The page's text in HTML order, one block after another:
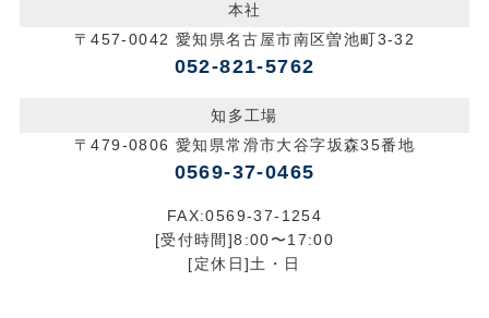
本社
〒457-0042 愛知県名古屋市南区曽池町3-32
052-821-5762
知多工場
〒479-0806 愛知県常滑市大谷字坂森35番地
0569-37-0465
FAX:0569-37-1254
[受付時間]8:00〜17:00
[定休日]土・日